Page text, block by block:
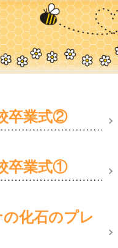
卒業式②
卒業式①
化石のプレ